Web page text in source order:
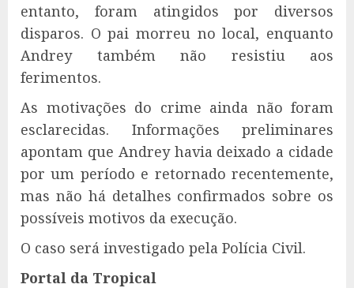
entanto, foram atingidos por diversos
disparos. O pai morreu no local, enquanto
Andrey também não resistiu aos
ferimentos.
As motivações do crime ainda não foram
esclarecidas. Informações preliminares
apontam que Andrey havia deixado a cidade
por um período e retornado recentemente,
mas não há detalhes confirmados sobre os
possíveis motivos da execução.
O caso será investigado pela Polícia Civil.
Portal da Tropical